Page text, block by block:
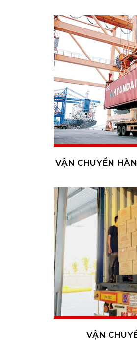
VẬN CHUYỂN
VẬN